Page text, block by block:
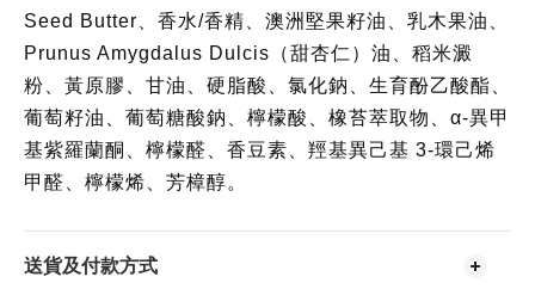
Seed Butter、香水/香精、澳洲堅果籽油、乳木果油、
Prunus Amygdalus Dulcis（甜杏仁）油、稻米澱
粉、黃原膠、甘油、硬脂酸、氯化鈉、生育酚乙酸酯、
葡萄籽油、葡萄糖酸鈉、檸檬酸、橡苔萃取物、α-異甲
基紫羅蘭酮、檸檬醛、香豆素、羥基異己基 3-環己烯
甲醛、檸檬烯、芳樟醇。
送貨及付款方式